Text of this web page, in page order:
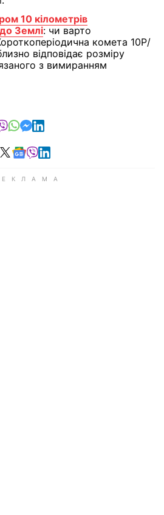
10 кілометрів
Землі: чи варто
комета 10P/
відповідає розміру
з вимиранням
у Telegram
у Facebook
у X
відправити у Viber
відправити у Whatsapp
відправити у Messenger
відправити у LinkedIn
у Telegram
у Facebook
Читайте у X
Читайте у Google news
Читайте у Viber
Читайте у LinkedIn